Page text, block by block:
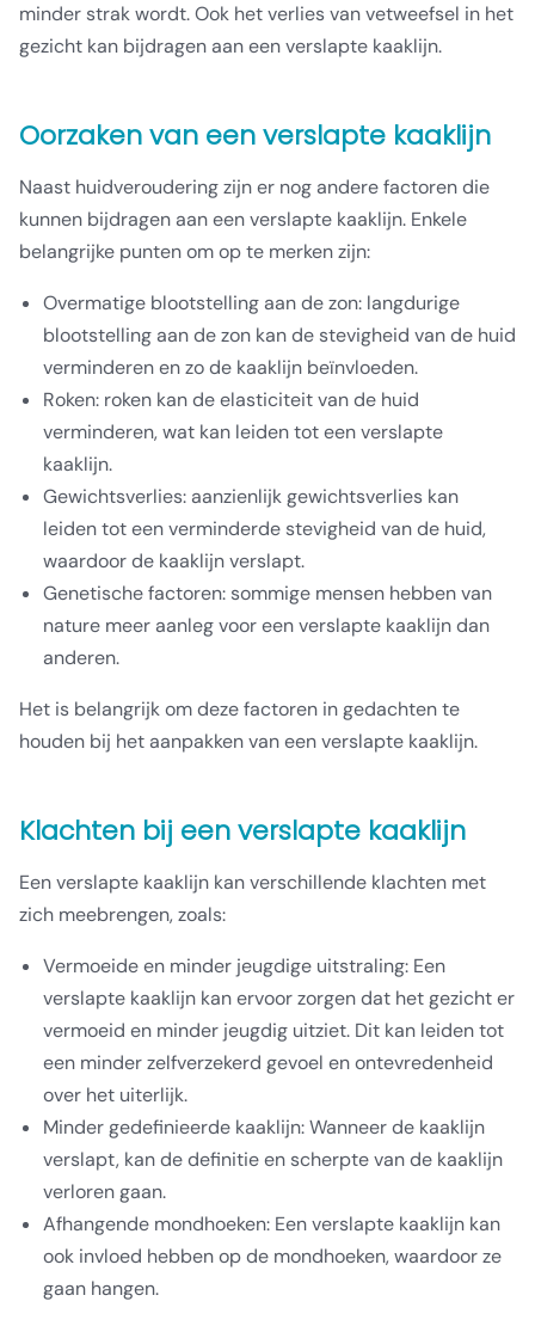
minder strak wordt. Ook het verlies van vetweefsel in het
gezicht kan bijdragen aan een verslapte kaaklijn.
Oorzaken van een verslapte kaaklijn
Naast huidveroudering zijn er nog andere factoren die
kunnen bijdragen aan een verslapte kaaklijn. Enkele
belangrijke punten om op te merken zijn:
Overmatige blootstelling aan de zon: langdurige
blootstelling aan de zon kan de stevigheid van de huid
verminderen en zo de kaaklijn beïnvloeden.
Roken: roken kan de elasticiteit van de huid
verminderen, wat kan leiden tot een verslapte
kaaklijn.
Gewichtsverlies: aanzienlijk gewichtsverlies kan
leiden tot een verminderde stevigheid van de huid,
waardoor de kaaklijn verslapt.
Genetische factoren: sommige mensen hebben van
nature meer aanleg voor een verslapte kaaklijn dan
anderen.
Het is belangrijk om deze factoren in gedachten te
houden bij het aanpakken van een verslapte kaaklijn.
Klachten bij een verslapte kaaklijn
Een verslapte kaaklijn kan verschillende klachten met
zich meebrengen, zoals:
Vermoeide en minder jeugdige uitstraling: Een
verslapte kaaklijn kan ervoor zorgen dat het gezicht er
vermoeid en minder jeugdig uitziet. Dit kan leiden tot
een minder zelfverzekerd gevoel en ontevredenheid
over het uiterlijk.
Minder gedefinieerde kaaklijn: Wanneer de kaaklijn
verslapt, kan de definitie en scherpte van de kaaklijn
verloren gaan.
Afhangende mondhoeken: Een verslapte kaaklijn kan
ook invloed hebben op de mondhoeken, waardoor ze
gaan hangen.